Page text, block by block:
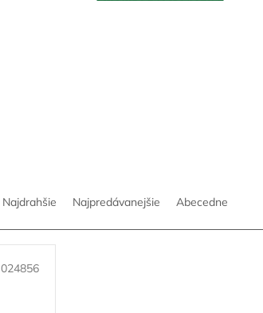
Najdrahšie Najpredávanejšie Abecedne
024856